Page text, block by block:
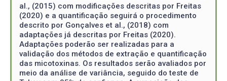
al., (2015) com modificações descritas por Freitas
(2020) e a quantificação seguirá o procedimento
descrito por Gonçalves et al., (2018) com
adaptações já descritas por Freitas (2020).
Adaptações poderão ser realizadas para a
validação dos métodos de extração e quantificação
das micotoxinas. Os resultados serão avaliados por
meio da análise de variância, seguido do teste de